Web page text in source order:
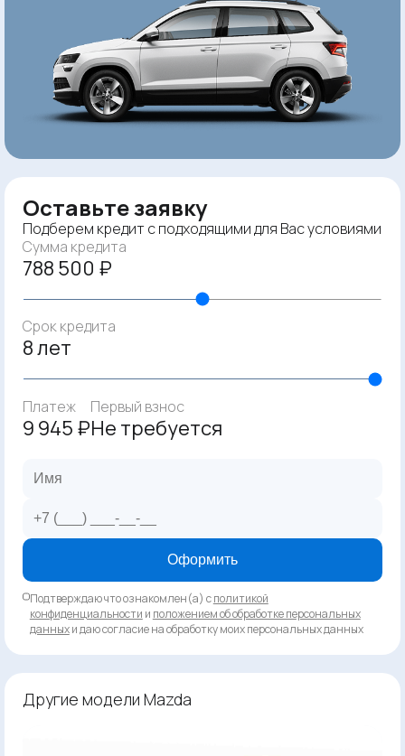
Оставьте заявку
Подберем кредит с подходящими для Вас условиями
Сумма кредита
788 500 ₽
Срок кредита
8 лет
Платеж
9 945 ₽
Первый взнос
Не требуется
Оформить
Подтверждаю что ознакомлен(а) сполитикой
конфиденциальности и положением об обработке персональных
данныхи даю согласие на обработку моих персональных данных
Другие модели Mazda